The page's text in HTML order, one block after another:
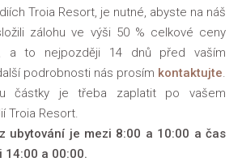
Troia Resort, je nutné, abyste na náš
zálohu ve výši 50 % celkové ceny
a to nejpozději 14 dnů před vaším
podrobnosti nás prosím kontaktujte.
částky je třeba zaplatit po vašem
Troia Resort.
ubytování je mezi 8:00 a 10:00 a čas
14:00 a 00:00.